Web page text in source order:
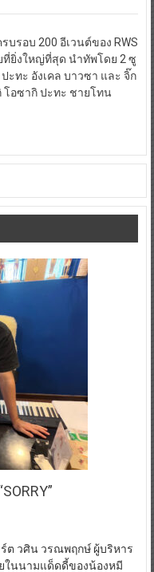
รบรอบ 200 อีเวนต์ของ RWS
ที่ยิ่งใหญ่ที่สุด นำทัพโดย 2 ซู
ะทะ อังเคล บาวซา และ จิ๊ก
โอซากิ ปะทะ ชายโทน
ร์ต วศิน วรณพฤกษ์ ผู้บริหาร
ในนามแด็ดดี้ของน้องหมี